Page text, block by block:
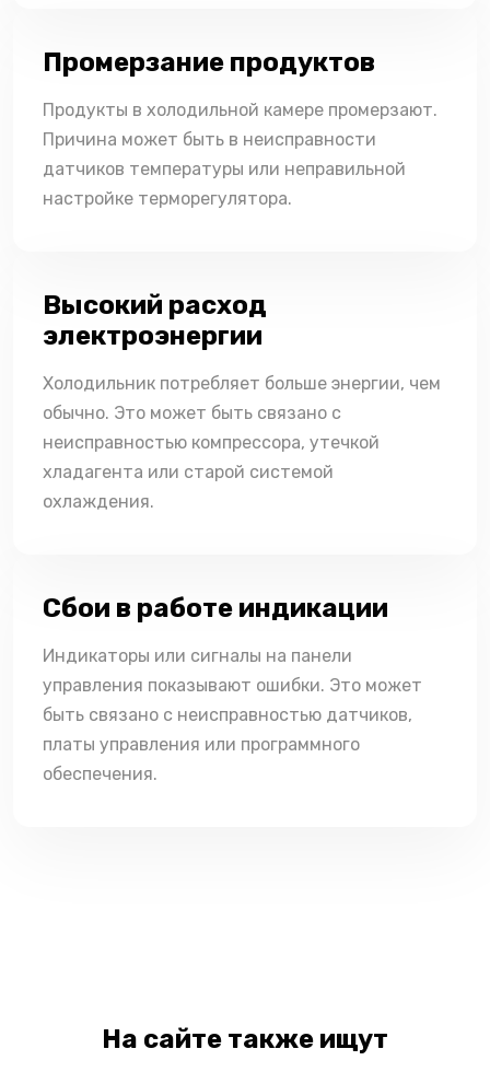
Промерзание продуктов
Продукты в холодильной камере промерзают.
Причина может быть в неисправности
датчиков температуры или неправильной
настройке терморегулятора.
Высокий расход
электроэнергии
Холодильник потребляет больше энергии, чем
обычно. Это может быть связано с
неисправностью компрессора, утечкой
хладагента или старой системой
охлаждения.
Сбои в работе индикации
Индикаторы или сигналы на панели
управления показывают ошибки. Это может
быть связано с неисправностью датчиков,
платы управления или программного
обеспечения.
На сайте также ищут